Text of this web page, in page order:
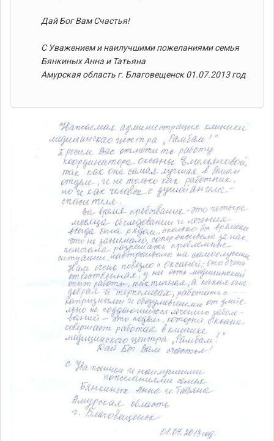
Дай Бог Вам Счастья!
С Уважением и наилучшими пожеланиями семья
Бянкиных Анна и Татьяна
Амурская область г. Благовещенск 01.07.2013 год